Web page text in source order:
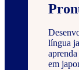
língua
em